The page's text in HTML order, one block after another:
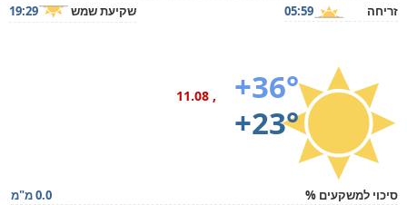
זריחה
05:59 שקיעת שמש 19:29
+36°
+23°
, 11.08
סיכוי למשקעים %
0.0 מ"מ